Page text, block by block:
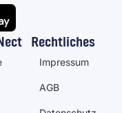
Rechtliches
Impressum
AGB